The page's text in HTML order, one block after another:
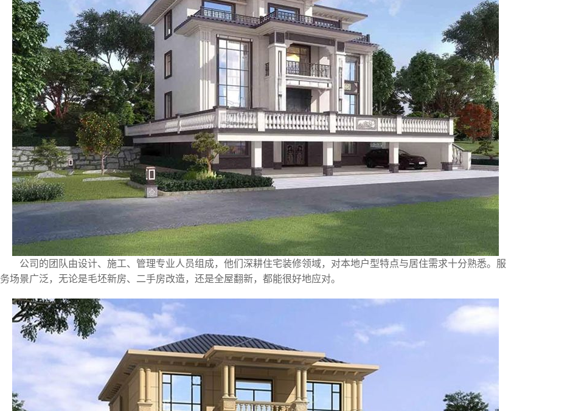
公司的团队由设计、施工、管理专业人员组成，他们深耕住宅装修领域，对本地户型特点与居住需求十分熟悉。服
务场景广泛，无论是毛坯新房、二手房改造，还是全屋翻新，都能很好地应对。